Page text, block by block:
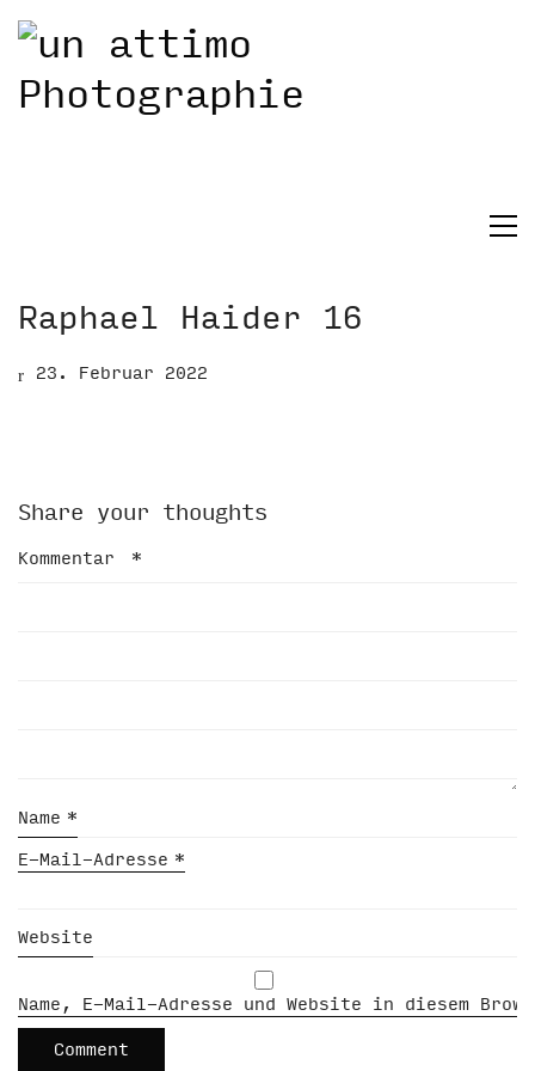
Raphael Haider 16
23. Februar 2022
Share your thoughts
Kommentar *
Name *
E-Mail-Adresse *
Website
Name, E-Mail-Adresse und Website in diesem